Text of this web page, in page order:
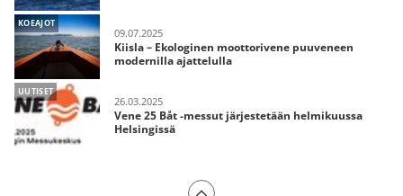
KOEAJOT
09.07.2025
Kiisla – Ekologinen moottorivene puuveneen
modernilla ajattelulla
UUTISET
26.03.2025
Vene 25 Båt -messut järjestetään helmikuussa
Helsingissä